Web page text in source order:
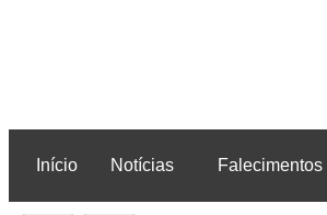
Início Notícias Falecimentos